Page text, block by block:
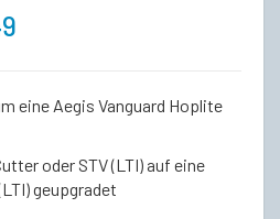
€254,49.
eine Aegis Vanguard Hoplite
oder STV (LTI) auf eine
geupgradet